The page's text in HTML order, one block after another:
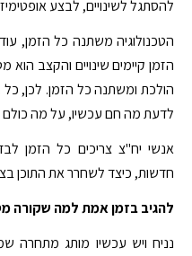
להסתגל לשינויים, לבצע
הטכנולוגיה משתנה כל הזמן,
הזמן קיימים שינויים והקצב
הולכת ומשתנה כל הזמן. לכן, כל
לדעת מה חם עכשיו, על מה כולם
אנשי יח"צ צריכים כל הזמן
חדשות, כיצד לשחרר את התוכן
להגיב בזמן אמת למה שקורה
נניח ויש עכשיו מותג מתחרה